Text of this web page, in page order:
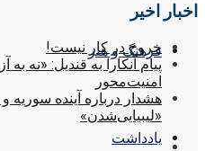
فرهنگ و هنر
یادداشت
اخبار اخیر
خروج در کار نیست!
پیام آنکارا به قندیل: «نه به
امنیت‌محور
هشدار درباره آینده
«لیبیایی‌شدن»